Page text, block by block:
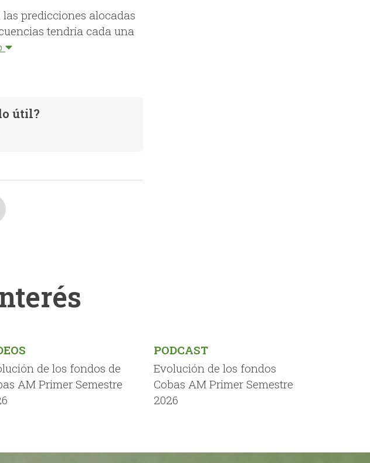
predicciones alocadas
tendría cada una
útil?
de los fondos de
AM Primer Semestre
PODCAST
Evolución de los fondos
Cobas AM Primer Semestre
2026